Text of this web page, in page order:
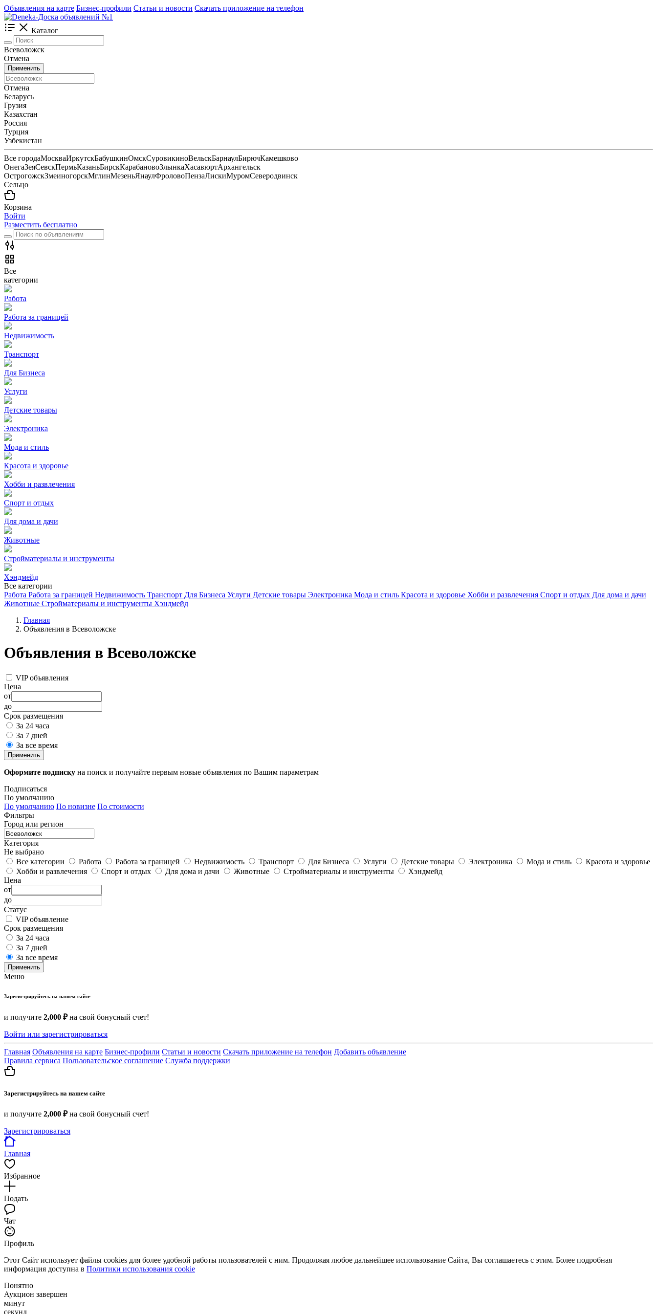
Объявления на карте Бизнес-профили Статьи и новости Скачать приложение на телефон
Каталог
Всеволожск
Отмена
Применить
Отмена
Беларусь
Грузия
Казахстан
Россия
Турция
Узбекистан
Все городаМоскваИркутскБабушкинОмскСуровикиноВельскБарнаулБирючКамешково
ОнегаЗеяСевскПермьКазаньБирскКарабановоЗлынкаХасавюртАрхангельск
ОстрогожскЗмеиногорскМглинМезеньЯнаулФроловоПензаЛискиМуромСеверодвинск
Сельцо
Корзина
Войти
Разместить бесплатно
Все
категории
Работа
Работа за границей
Недвижимость
Транспорт
Для Бизнеса
Услуги
Детские товары
Электроника
Мода и стиль
Красота и здоровье
Хобби и развлечения
Спорт и отдых
Для дома и дачи
Животные
Стройматериалы и инструменты
Хэндмейд
Все категории
Работа Работа за границей Недвижимость Транспорт Для Бизнеса Услуги Детские товары Электроника Мода и стиль Красота и здоровье Хобби и развлечения Спорт и отдых Для дома и дачи
Животные Стройматериалы и инструменты Хэндмейд
Главная
Объявления в Всеволожске
Объявления в Всеволожске
VIP объявления
Цена
от
до
Срок размещения
За 24 часа
За 7 дней
За все время
Применить
Оформите подписку на поиск и получайте первым новые объявления по Вашим параметрам
Подписаться
По умолчанию
По умолчанию По новизне По стоимости
Фильтры
Город или регион
Категория
Не выбрано
Все категории
Работа Работа за границей Недвижимость Транспорт Для Бизнеса Услуги Детские товары Электроника Мода и стиль
Красота и здоровье
Хобби и развлечения
Спорт и отдых Для дома и дачи Животные Стройматериалы и инструменты
Хэндмейд
Цена
от
до
Статус
VIP объявление
Срок размещения
За 24 часа
За 7 дней
За все время
Применить
Меню
Зарегистрируйтесь на нашем сайте
и получите 2,000 ₽на свой бонусный счет!
Войти или зарегистрироваться
Главная Объявления на карте Бизнес-профили Статьи и новости Скачать приложение на телефон Добавить объявление
Правила сервиса Пользовательское соглашение Служба поддержки
Зарегистрируйтесь на нашем сайте
и получите 2,000 ₽на свой бонусный счет!
Зарегистрироваться
Главная
Избранное
Подать
Чат
Профиль
Этот Сайт использует файлы cookies для более удобной работы пользователей с ним. Продолжая любое дальнейшее использование Сайта, Вы соглашаетесь с этим. Более подробная
информация доступна в Политики использования cookie
Понятно
Аукцион завершен
минут
секунд